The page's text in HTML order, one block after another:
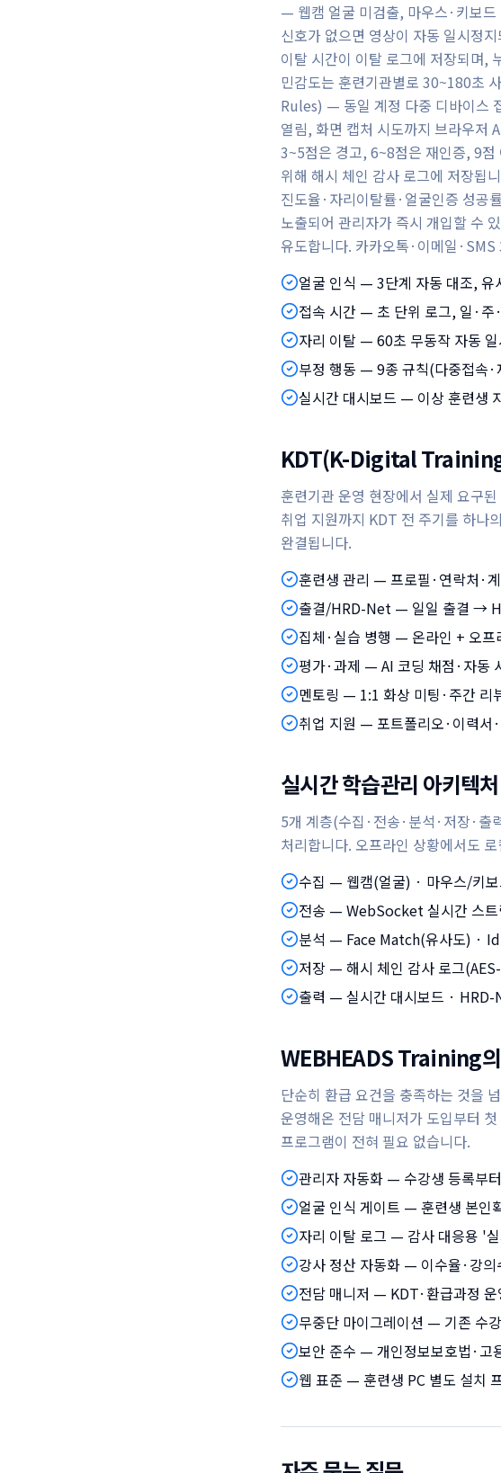
— 웹캠 얼굴 미검출, 마우스·키보
신호가 없으면 영상이 자동 일시정
이탈 시간이 이탈 로그에 저장되며,
민감도는 훈련기관별로 30~180초
Rules) — 동일 계정 다중 디바이스
열림, 화면 캡처 시도까지 브라우저
3~5점은 경고, 6~8점은 재인증, 9점
위해 해시 체인 감사 로그에 저장됩
진도율·자리이탈률·얼굴인증 성공
노출되어 관리자가 즉시 개입할 수
유도합니다. 카카오톡·이메일
얼굴 인식 — 3단계 자동 대조, 유
접속 시간 — 초 단위 로그, 일·주
자리 이탈 — 60초 무동작 자동
부정 행동 — 9종 규칙(다중접속
실시간 대시보드 — 이상 훈련생
KDT(K-Digital
훈련기관 운영 현장에서 실제 요구
취업 지원까지 KDT 전 주기를 하나
완결됩니다.
훈련생 관리 — 프로필·연락처·
출결/HRD-Net — 일일 출결 →
집체·실습 병행 — 온라인 + 오프
평가·과제 — AI 코딩 채점·자동
멘토링 — 1:1 화상 미팅·주간 리
취업 지원 — 포트폴리오·이력서
실시간 학습관리 아키텍처
5개 계층(수집·전송·분석·저장·출
처리합니다. 오프라인 상황에서도
수집 — 웹캠(얼굴) · 마우스/키
전송 — WebSocket 실시간 스트
분석 — Face Match(유사도) ·
저장 — 해시 체인 감사 로그
출력 — 실시간 대시보드 ·
WEBHEADS Training
단순히 환급 요건을 충족하는 것을
운영해온 전담 매니저가 도입부터
프로그램이 전혀 필요 없습니다.
관리자 자동화 — 수강생 등록부
얼굴 인식 게이트 — 훈련생 본인
자리 이탈 로그 — 감사 대응용 '
강사 정산 자동화 — 이수율·강
전담 매니저 — KDT·환급과정
무중단 마이그레이션 — 기존 수
보안 준수 — 개인정보보호법·고
웹 표준 — 훈련생 PC 별도 설치